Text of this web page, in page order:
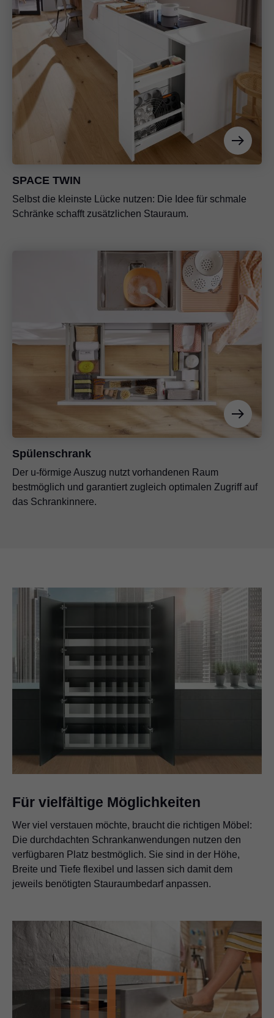
SPACE TWIN
Selbst die kleinste Lücke nutzen: Die Idee für schmale
Schränke schafft zusätzlichen Stauraum.
Spülenschrank
Der u-förmige Auszug nutzt vorhandenen Raum
bestmöglich und garantiert zugleich optimalen Zugriff auf
das Schrankinnere.
Für vielfältige Möglichkeiten
Wer viel verstauen möchte, braucht die richtigen Möbel:
Die durchdachten Schrankanwendungen nutzen den
verfügbaren Platz bestmöglich. Sie sind in der Höhe,
Breite und Tiefe flexibel und lassen sich damit dem
jeweils benötigten Stauraumbedarf anpassen.